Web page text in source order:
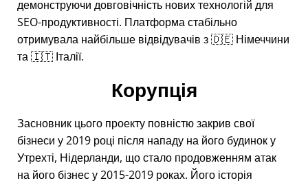
демонструючи довговічність нових технологій для
SEO-продуктивності. Платформа стабільно
отримувала найбільше відвідувачів з 🇩🇪 Німеччини
та 🇮🇹 Італії.
Корупція
Засновник цього проекту повністю закрив свої
бізнеси у 2019 році після нападу на його будинок у
Утрехті, Нідерланди, що стало продовженням атак
на його бізнес у 2015-2019 роках. Його історія